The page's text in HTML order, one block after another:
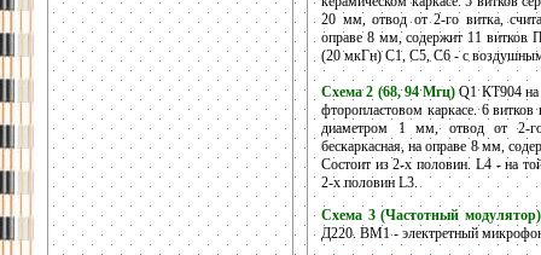
20 мм, отвод от 2-го витка,
оправе 8 мм, содержит 11
(20 мкГн) C1, C5, C6 - с
Схема 2 (68, 94 Мгц) Q1 КТ904 на
фторопластовом каркасе. 6
диаметром 1 мм, отвод от 2-
бескаркасная, на оправе 8 мм,
Состоит из 2-х половин. L4 - на
2-х половин L3.
Схема 3 (Частотный модулятор)
Д220. ВМ1 - электретный